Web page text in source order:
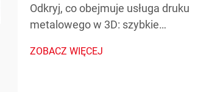
Odkryj, co obejmuje usługa druku
metalowego w 3D: szybkie
żądanie oraz produkcja złożonych
ZOBACZ WIĘCEJ